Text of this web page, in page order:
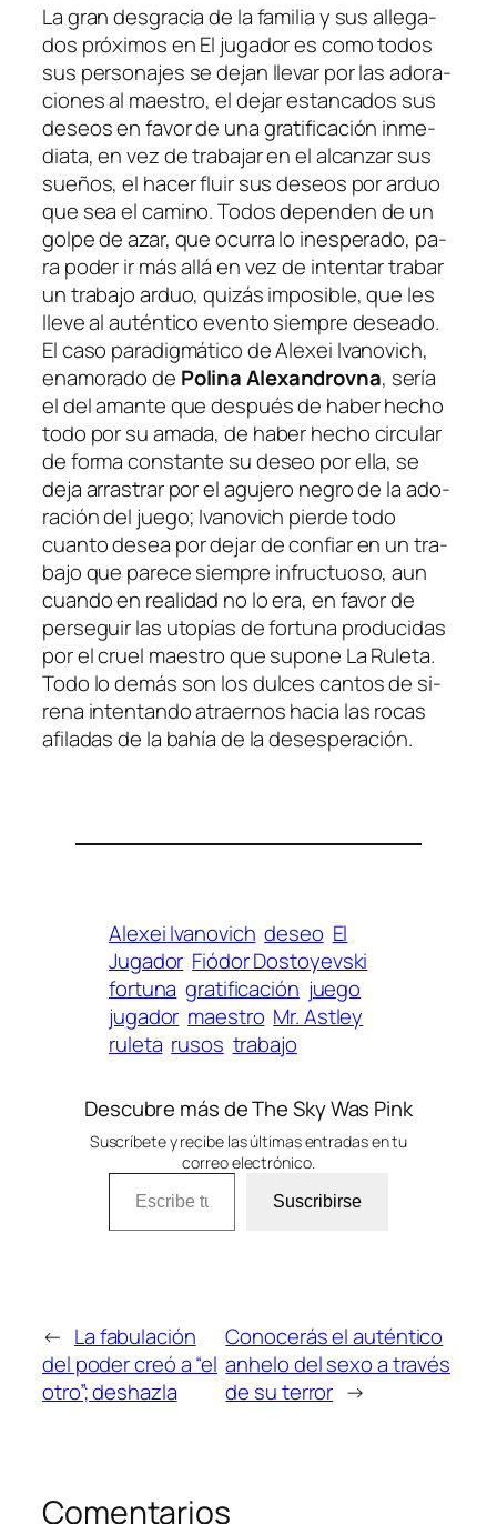
La gran des­gra­cia de la fa­mi­lia y sus alle­ga­
dos pró­xi­mos en El ju­ga­dor es co­mo to­dos
sus per­so­na­jes se de­jan lle­var por las ado­ra­
cio­nes al maes­tro, el de­jar es­tan­ca­dos sus
de­seos en fa­vor de una gra­ti­fi­ca­ción in­me­
dia­ta, en vez de tra­ba­jar en el al­can­zar sus
sue­ños, el ha­cer fluir sus de­seos por ar­duo
que sea el ca­mino. Todos de­pen­den de un
gol­pe de azar, que ocu­rra lo ines­pe­ra­do, pa­
ra po­der irmás alláen vez de in­ten­tar tra­bar
un tra­ba­jo ar­duo, qui­zás im­po­si­ble, que les
lle­ve al au­tén­ti­co even­to siem­pre de­sea­do.
El ca­so pa­ra­dig­má­ti­co de Alexei Ivanovich,
ena­mo­ra­do de Polina Alexandrovna, se­ría
el del aman­te que des­pués de ha­ber he­cho
to­do por su ama­da, de ha­ber he­cho cir­cu­lar
de for­ma cons­tan­te su de­seo por ella, se
de­ja arras­trar por el agu­je­ro ne­gro de la ado­
ra­ción del jue­go; Ivanovich pier­de to­do
cuan­to de­sea por de­jar de con­fiar en un tra­
ba­jo que pa­re­ce siem­pre in­fruc­tuo­so, aun
cuan­do en reali­dad no lo era, en fa­vor de
per­se­guir las uto­pías de for­tu­na pro­du­ci­das
por el cruel maes­tro que su­po­ne La Ruleta.
Todo lo de­más son los dul­ces can­tos de si­
re­na in­ten­tan­do atraer­nos ha­cia las ro­cas
afi­la­das de la bahía de la desesperación.
Alexei Ivanovich deseo El
Jugador Fiódor Dostoyevski
fortuna gratificación juego
jugador maestro Mr. Astley
ruleta rusos trabajo
Descubre más de The Sky Was Pink
Suscríbete y recibe las últimas entradas en tu
correo electrónico.
Escribe tu correo electrónico…
Suscribirse
← La fabulación
del poder creó a “el
otro”; deshazla
Conocerás el auténtico
anhelo del sexo a través
de su terror →
Comentarios